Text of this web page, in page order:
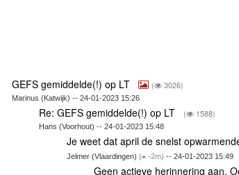
GEFS gemiddelde(!) op LT ( 3026)
Marinus (Katwijk) -- 24-01-2023 15:26
Re: GEFS gemiddelde(!) op LT ( 1588)
Hans (Voorhout) -- 24-01-2023 15:48
Je weet dat april de snelst
Jelmer (Vlaardingen) ( -2m) -- 24-01-2023 15:49
Geen actieve herinnering aan.